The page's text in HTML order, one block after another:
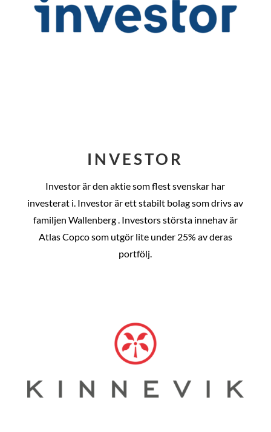
INVESTOR
Investor är den aktie som flest svenskar har
investerat i. Investor är ett stabilt bolag som drivs av
familjen Wallenberg . Investors största innehav är
Atlas Copco som utgör lite under 25% av deras
portfölj.